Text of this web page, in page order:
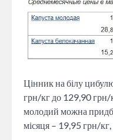
Цінник на білу цибулю
грн/кг до 129,90 грн/
молодий можна
місяця – 19,95 грн/